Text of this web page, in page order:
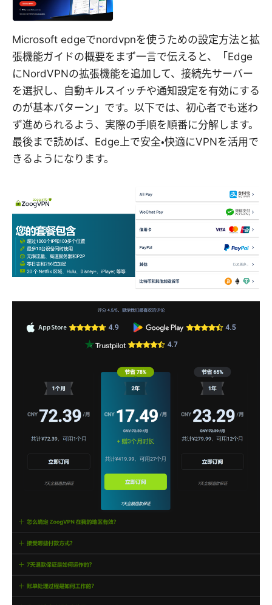
Microsoft edgeでnordvpnを使うための設定方法と拡
張機能ガイドの概要をまず一言で伝えると、「Edge
にNordVPNの拡張機能を追加して、接続先サーバー
を選択し、自動キルスイッチや通知設定を有効にする
のが基本パターン」です。以下では、初心者でも迷わ
ず進められるよう、実際の手順を順番に分解します。
最後まで読めば、Edge上で安全・快適にVPNを活用で
きるようになります。